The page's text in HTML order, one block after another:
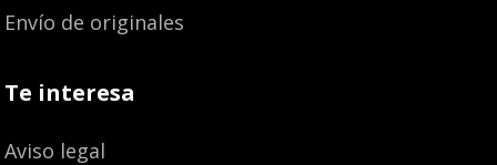
Envío de originales
Te interesa
Aviso legal